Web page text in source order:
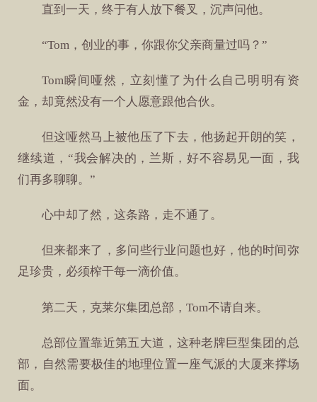
直到一天，终于有人放下餐叉，沉声问他。
“Tom，创业的事，你跟你父亲商量过吗？”
Tom瞬间哑然，立刻懂了为什么自己明明有资
金，却竟然没有一个人愿意跟他合伙。
但这哑然马上被他压了下去，他扬起开朗的笑，
继续道，“我会解决的，兰斯，好不容易见一面，我
们再多聊聊。”
心中却了然，这条路，走不通了。
但来都来了，多问些行业问题也好，他的时间弥
足珍贵，必须榨干每一滴价值。
第二天，克莱尔集团总部，Tom不请自来。
总部位置靠近第五大道，这种老牌巨型集团的总
部，自然需要极佳的地理位置一座气派的大厦来撑场
面。